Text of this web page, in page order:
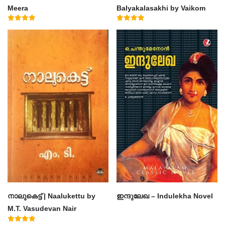
Meera
Balyakalasakhi by Vaikom
Muhammad Basheer
4.60
out of 5
നാലുകെട്ട് | Naalukettu by
M.T. Vasudevan Nair
ഇന്ദുലേഖ – Indulekha Novel